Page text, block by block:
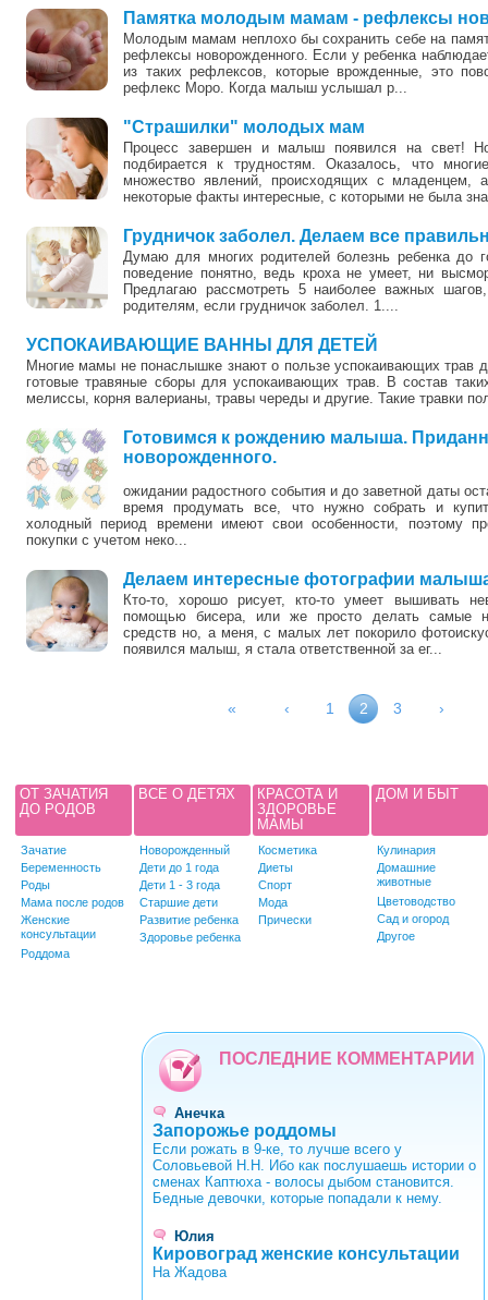
Памятка молодым мамам - рефлексы
Молодым мамам неплохо бы сохранить себе на
рефлексы новорожденного. Если у ребенка
из таких рефлексов, которые врожденные, это
рефлекс Моро. Когда малыш услышал р...
"Страшилки" молодых мам
Процесс завершен и малыш появился на свет!
подбирается к трудностям. Оказалось, что
множество явлений, происходящих с младенцем,
некоторые факты интересные, с которыми не была
Грудничок заболел. Делаем все
Думаю для многих родителей болезнь ребенка до
поведение понятно, ведь кроха не умеет, ни
Предлагаю рассмотреть 5 наиболее важных
родителям, если грудничок заболел. 1....
УСПОКАИВАЮЩИЕ ВАННЫ ДЛЯ ДЕТЕЙ
Многие мамы не понаслышке знают о пользе успокаивающих трав
готовые травяные сборы для успокаивающих трав. В состав
мелиссы, корня валерианы, травы череды и другие. Такие травки
Готовимся к рождению малыша.
новорожденного.
ожидании радостного события и до заветной даты
время продумать все, что нужно собрать и
холодный период времени имеют свои особенности, поэтому
покупки с учетом неко...
Делаем интересные фотографии
Кто-то, хорошо рисует, кто-то умеет вышивать
помощью бисера, или же просто делать самые
средств но, а меня, с малых лет покорило
появился малыш, я стала ответственной за ег...
« ‹ 1 2 3 ›
ОТ ЗАЧАТИЯ
ДО РОДОВ
Зачатие
Беременность
Роды
Мама после родов
Женские
консультации
Роддома
ВСЕ О ДЕТЯХ
Новорожденный
Дети до 1 года
Дети 1 - 3 года
Старшие дети
Развитие ребенка
Здоровье ребенка
КРАСОТА И
ЗДОРОВЬЕ
МАМЫ
Косметика
Диеты
Спорт
Мода
Прически
ДОМ И БЫТ
Кулинария
Домашние
животные
Цветоводство
Сад и огород
Другое
ПОСЛЕДНИЕ КОММЕНТАРИИ
Анечка
Запорожье роддомы
Если рожать в 9-ке, то лучше всего у
Соловьевой Н.Н. Ибо как послушаешь истории о
сменах Каптюха - волосы дыбом становится.
Бедные девочки, которые попадали к нему.
Юлия
Кировоград женские консультации
На Жадова